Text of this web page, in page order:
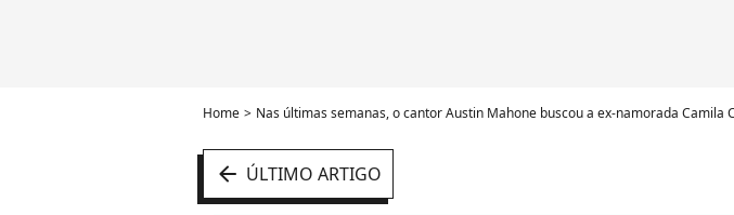
Home Nas últimas semanas, o cantor Austin Mahone buscou a ex-namorada
arrow_left ÚLTIMO ARTIGO